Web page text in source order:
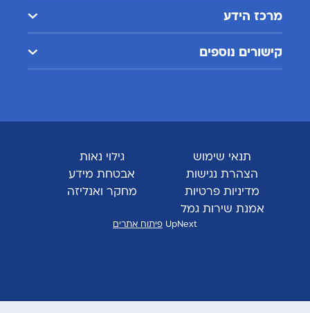
מרכז הידע
קישורים נוספים
תנאי שימוש
גילוי נאות
הצהרת נגישות
אבטחת מידע
מדיניות פרטיות
מחקר ואנליזה
אמנת שירות גמל
UpNext פיתוח אתרים